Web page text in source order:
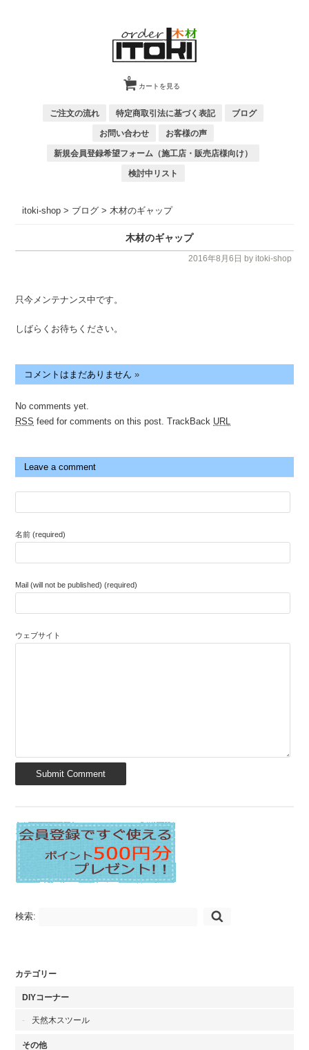
カートを見る
0
ご注文の流れ 特定商取引法に基づく表記 ブログ
お問い合わせ お客様の声
新規会員登録希望フォーム（施工店・販売店様向け）
検討中リスト
itoki-shop > ブログ >木材のギャップ
木材のギャップ
2016年8月6日 by itoki-shop
只今メンテナンス中です。
しばらくお待ちください。
コメントはまだありません»
No comments yet.
RSS feed for comments on this post. TrackBack URL
Leave a comment
名前 (required)
Mail (will not be published) (required)
ウェブサイト
検索:
カテゴリー
DIYコーナー
天然木スツール
その他